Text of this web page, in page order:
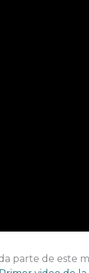
parte de este